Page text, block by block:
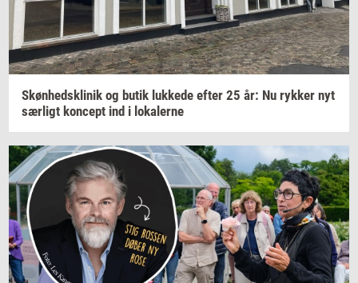
Skøn­heds­kli­nik og butik luk­ke­de efter 25 år: Nu ryk­ker nyt
sær­ligt kon­cept ind i lo­ka­ler­ne